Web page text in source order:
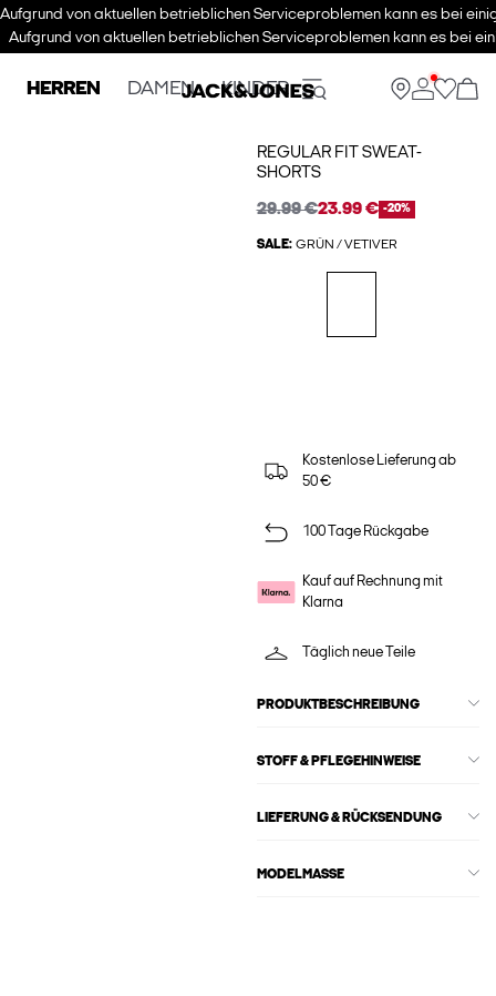
Aufgrund von aktuellen betrieblichen Serviceproblemen kann es bei
Aufgrund von aktuellen betrieblichen Serviceproblemen kann es bei
HERREN DAMEN KINDER
REGULAR FIT SWEAT-
SHORTS
29.99 €23.99 € -20%
SALE: GRÜN / VETIVER
Kostenlose Lieferung ab
50 €
100 Tage Rückgabe
Kauf auf Rechnung mit
Klarna
Täglich neue Teile
PRODUKTBESCHREIBUNG
STOFF & PFLEGEHINWEISE
LIEFERUNG & RÜCKSENDUNG
MODELMASSE